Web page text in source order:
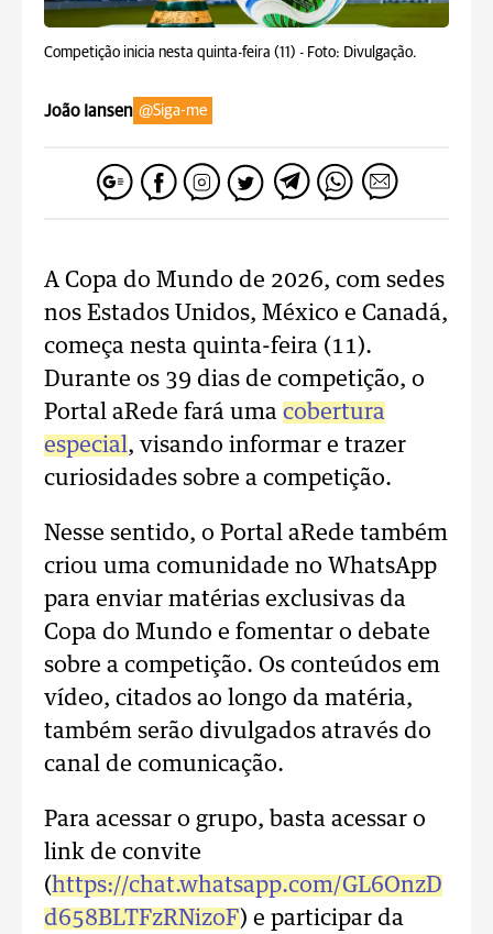
Competição inicia nesta quinta-feira (11) - Foto: Divulgação.
João Iansen @Siga-me
A Copa do Mundo de 2026, com sedes
nos Estados Unidos, México e Canadá,
começa nesta quinta-feira (11).
Durante os 39 dias de competição, o
Portal aRede fará uma cobertura
especial, visando informar e trazer
curiosidades sobre a competição.
Nesse sentido, o Portal aRede também
criou uma comunidade no WhatsApp
para enviar matérias exclusivas da
Copa do Mundo e fomentar o debate
sobre a competição. Os conteúdos em
vídeo, citados ao longo da matéria,
também serão divulgados através do
canal de comunicação.
Para acessar o grupo, basta acessar o
link de convite
(https://chat.whatsapp.com/GL6OnzD
d658BLTFzRNizoF) e participar da